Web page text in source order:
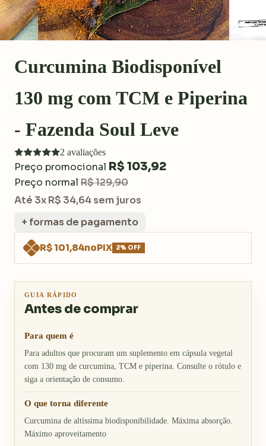
Curcumina Biodisponível
130 mg com TCM e Piperina
- Fazenda Soul Leve
2 avaliações
Preço promocional R$ 103,92
Preço normal R$ 129,90
Até 3x R$ 34,64 sem juros
+ formas de pagamento
R$ 101,84noPIX 2% OFF
GUIA RÁPIDO
Antes de comprar
Para quem é
Para adultos que procuram um suplemento em cápsula vegetal
com 130 mg de curcumina, TCM e piperina. Consulte o rótulo e
siga a orientação de consumo.
O que torna diferente
Curcumina de altíssima biodisponibilidade. Máxima absorção.
Máximo aproveitamento